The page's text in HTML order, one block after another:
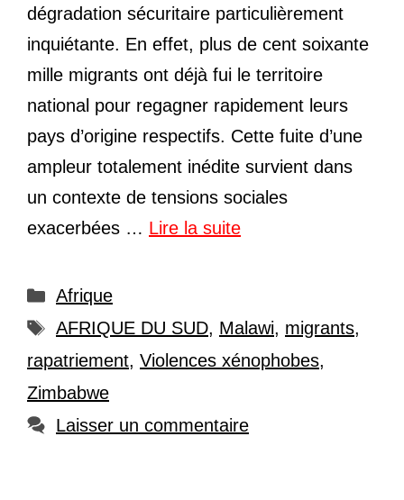
dégradation sécuritaire particulièrement
inquiétante. En effet, plus de cent soixante
mille migrants ont déjà fui le territoire
national pour regagner rapidement leurs
pays d’origine respectifs. Cette fuite d’une
ampleur totalement inédite survient dans
un contexte de tensions sociales
exacerbées … Lire la suite
Catégories
Afrique
Étiquettes
AFRIQUE DU SUD, Malawi, migrants,
rapatriement, Violences xénophobes,
Zimbabwe
Laisser un commentaire